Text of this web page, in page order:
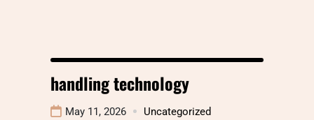
handling technology
May 11, 2026 Uncategorized